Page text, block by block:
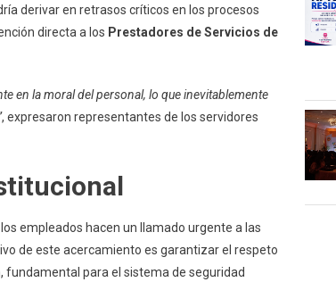
derivar en retrasos críticos en los procesos
directa a los Prestadores de Servicios de
en la moral del personal, lo que inevitablemente
, expresaron representantes de los servidores
empleados hacen un llamado urgente a las
de este acercamiento es garantizar el respeto
fundamental para el sistema de seguridad